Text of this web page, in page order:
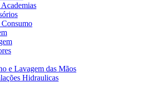
e Lavagem das Mãos
Hidraulicas